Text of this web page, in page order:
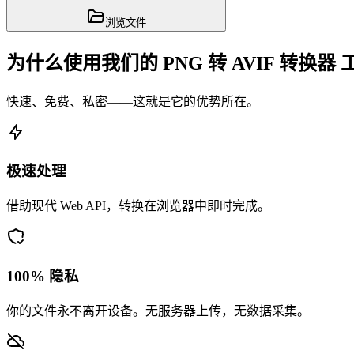
浏览文件
为什么使用我们的 PNG 转 AVIF 转换器
快速、免费、私密——这就是它的优势所在。
极速处理
借助现代 Web API，转换在浏览器中即时完成。
100% 隐私
你的文件永不离开设备。无服务器上传，无数据采集。